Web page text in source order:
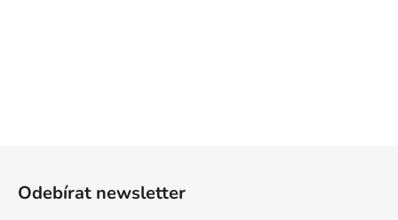
Odebírat newsletter